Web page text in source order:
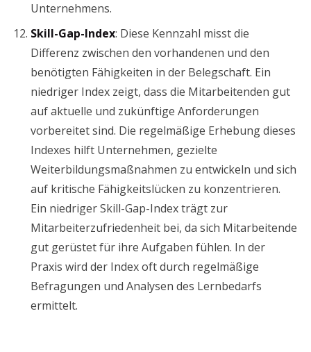
Unternehmens.
Skill-Gap-Index: Diese Kennzahl misst die
Differenz zwischen den vorhandenen und den
benötigten Fähigkeiten in der Belegschaft. Ein
niedriger Index zeigt, dass die Mitarbeitenden gut
auf aktuelle und zukünftige Anforderungen
vorbereitet sind. Die regelmäßige Erhebung dieses
Indexes hilft Unternehmen, gezielte
Weiterbildungsmaßnahmen zu entwickeln und sich
auf kritische Fähigkeitslücken zu konzentrieren.
Ein niedriger Skill-Gap-Index trägt zur
Mitarbeiterzufriedenheit bei, da sich Mitarbeitende
gut gerüstet für ihre Aufgaben fühlen. In der
Praxis wird der Index oft durch regelmäßige
Befragungen und Analysen des Lernbedarfs
ermittelt.